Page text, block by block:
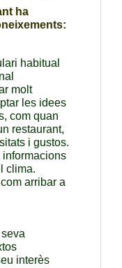
ha
habitual
molt
les idees
com quan
restaurant,
i gustos.
informacions
clima.
arribar a
interès